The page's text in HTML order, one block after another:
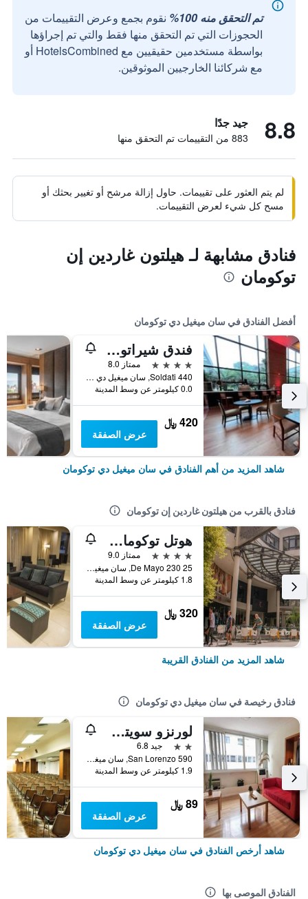
تم التحقق منه 100%
نقوم بجمع وعرض التقييمات من
الحجوزات التي تم التحقق منها فقط والتي تم إجراؤها
بواسطة مستخدمين حقيقيين مع HotelsCombined أو
مع شركائنا الخارجيين الموثوقين.
8.8 جيد جدًا
883 من التقييمات تم التحقق منها
لم يتم العثور على تقييمات. حاول إزالة مرشح أو تغيير بحثك أو
مسح كل شيء لعرض التقييمات.
فنادق مشابهة لـ هيلتون غاردين إن
توكومان
أفضل الفنادق في سان ميغيل دي توكومان
فندق شيراتون توكومان
4 نجوم
ممتاز 8.0
Soldati 440, سان ميغيل دي توكومان, محافظة توكومان, الأرجنتين
0.0 كيلومتر عن وسط المدينة
420 ﷼
عرض الصفقة
شاهد المزيد من أهم الفنادق في سان ميغيل دي توكومان
فنادق بالقرب من هيلتون غاردين إن توكومان
هوتل توكومان سنتر
4 نجوم
ممتاز 9.0
25 De Mayo 230, سان ميغيل دي توكومان, محافظة توكومان, الأرجنتين
1.8 كيلومتر عن وسط المدينة
320 ﷼
عرض الصفقة
شاهد المزيد من الفنادق القريبة
فنادق رخيصة في سان ميغيل دي توكومان
لورنزو سويتس هوتل
2 نجمتين
جيد 6.8
San Lorenzo 590, سان ميغيل دي توكومان, محافظة توكومان, الأرجنتين
1.9 كيلومتر عن وسط المدينة
89 ﷼
عرض الصفقة
شاهد أرخص الفنادق في سان ميغيل دي توكومان
الفنادق الموصى بها